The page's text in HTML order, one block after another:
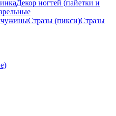
Декор ногтей (пайетки и
Стразы (пикси)Cтразы